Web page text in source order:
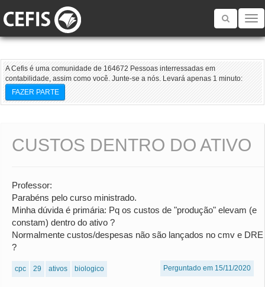
Toggle
A Cefis é uma comunidade de 164672 Pessoas interressadas em
contabilidade, assim como você. Junte-se a nós. Levará apenas 1 minuto:
FAZER PARTE
CUSTOS DENTRO DO ATIVO
Professor:
Parabéns pelo curso ministrado.
Minha dúvida é primária: Pq os custos de "produção" elevam (e
constam) dentro do ativo ?
Normalmente custos/despesas não são lançados no cmv e DRE
?
cpc 29 ativos biologico Perguntado em 15/11/2020